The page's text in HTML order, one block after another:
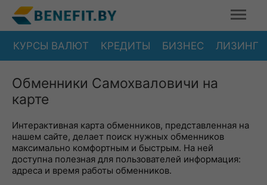
КУРСЫ ВАЛЮТ КРЕДИТЫ БИЗНЕС ЛИЗИНГ
Обменники Самохваловичи на
карте
Интерактивная карта обменников, представленная на
нашем сайте, делает поиск нужных обменников
максимально комфортным и быстрым. На ней
доступна полезная для пользователей информация:
адреса и время работы обменников.